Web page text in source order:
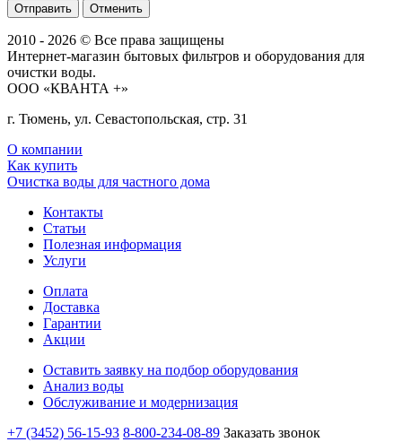
Отменить
2010 - 2026 © Все права защищены
Интернет-магазин бытовых фильтров и оборудования для
очистки воды.
ООО «КВАНТА +»
г. Тюмень, ул. Севастопольская, стр. 31
О компании
Как купить
Очистка воды для частного дома
Контакты
Статьи
Полезная информация
Услуги
Оплата
Доставка
Гарантии
Акции
Оставить заявку на подбор оборудования
Анализ воды
Обслуживание и модернизация
+7 (3452) 56-15-93 8-800-234-08-89 Заказать звонок